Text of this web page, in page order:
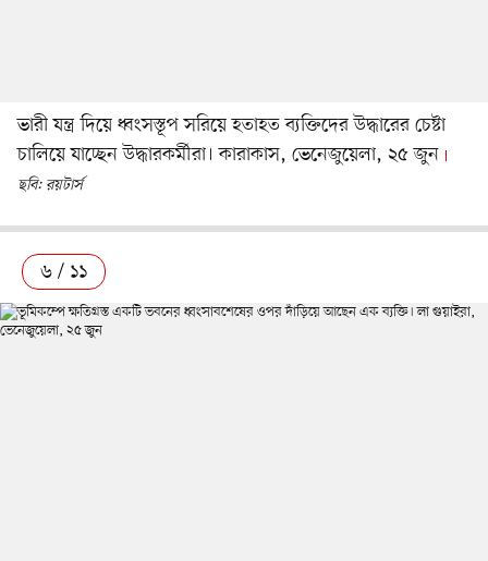
ভারী যন্ত্র দিয়ে ধ্বংসস্তূপ সরিয়ে হতাহত ব্যক্তিদের উদ্ধারের চেষ্টা
চালিয়ে যাচ্ছেন উদ্ধারকর্মীরা। কারাকাস, ভেনেজুয়েলা, ২৫ জুন
ছবি: রয়টার্স
৬ / ১১